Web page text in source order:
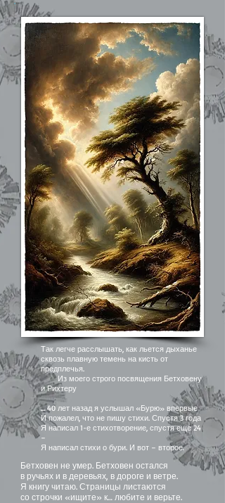
Так легче расслышать, как льется дыханье
сквозь плавную темень на кисть от
предплечья.
Из моего строго посвящения Бетховену
и Рихтеру
… 40 лет назад я услышал «Бурю» впервые
И пожалел, что не пишу стихи. Спустя 3 года
Я написал 1-е стихотворение, спустя еще 24
–
Я написал стихи о бури. И вот – второе.
Бетховен не умер. Бетховен остался
в ручьях и в деревьях, в дороге и ветре.
Я книгу читаю. Страницы листаются
со строчки «ищите» к… любите и верьте.